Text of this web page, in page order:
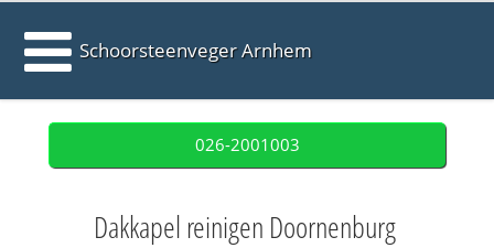
Schoorsteenveger Arnhem
026-2001003
Dakkapel reinigen Doornenburg